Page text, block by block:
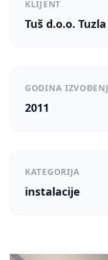
KLIJENT
Tuš d.o.o. Tuzla
GODINA
2011
KATEGORIJA
instalacije